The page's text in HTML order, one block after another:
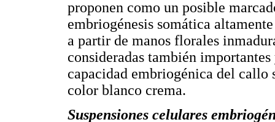
proponen como un posible
embriogénesis somática
a partir de manos florales
consideradas también
capacidad embriogénica del callo
color blanco crema.
Suspensiones celulares